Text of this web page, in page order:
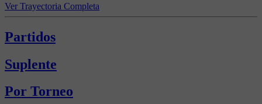
Ver Trayectoria Completa
Partidos
Suplente
Por Torneo